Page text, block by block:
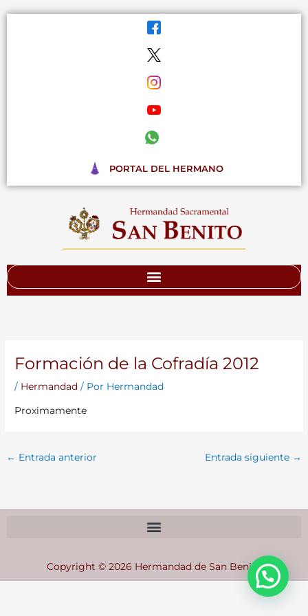
PORTAL DEL HERMANO
Formación de la Cofradía 2012
/ Hermandad / Por Hermandad
Proximamente
← Entrada anterior Entrada siguiente →
Copyright © 2026 Hermandad de San Benito